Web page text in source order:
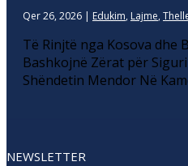
Qer 26, 2026 | Edukim, Lajme,
Të Rinjtë nga Kosova dhe
Bashkojnë Zërat për
Shëndetin Mendor Në
NEWSLETTER